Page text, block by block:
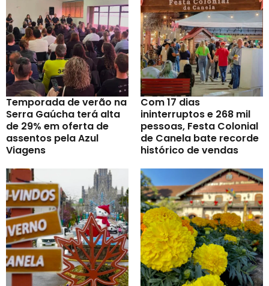
Temporada de verão na
Serra Gaúcha terá alta
de 29% em oferta de
assentos pela Azul
Viagens
Com 17 dias
ininterruptos e 268 mil
pessoas, Festa Colonial
de Canela bate recorde
histórico de vendas